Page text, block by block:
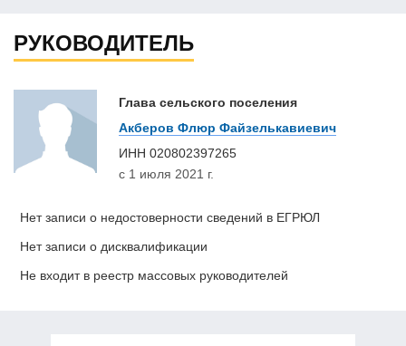
РУКОВОДИТЕЛЬ
Глава сельского поселения
Акберов Флюр Файзелькавиевич
ИНН 020802397265
с 1 июля 2021 г.
Нет записи о недостоверности сведений в ЕГРЮЛ
Нет записи о дисквалификации
Не входит в реестр массовых руководителей